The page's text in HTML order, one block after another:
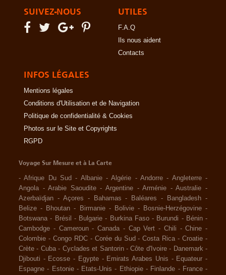
SUIVEZ-NOUS UTILES
F.A.Q
Ils nous aident
Contacts
INFOS LÉGALES
Mentions légales
Conditions d'Utilisation et de Navigation
Politique de confidentialité & Cookies
Photos sur le Site et Copyrights
RGPD
Voyage Sur Mesure et à La Carte
-Afrique Du Sud - Albanie -Algérie -Andorre - Angleterre -
Angola -Arabie Saoudite -Argentine -Arménie -Australie -
Azerbaïdjan - Açores - Bahamas - Baléares - Bangladesh -
Belize - Bhoutan - Birmanie - Bolivie - Bosnie-Herzégovine -
Botswana - Brésil - Bulgarie - Burkina Faso - Burundi - Bénin -
Cambodge - Cameroun - Canada - Cap Vert - Chili -Chine -
Colombie - Congo RDC - Corée du Sud -Costa Rica -Croatie -
Crète - Cuba - Cyclades et Santorin -Côte d'Ivoire - Danemark -
Djibouti - Ecosse - Egypte - Emirats Arabes Unis - Equateur -
Espagne - Estonie - Etats-Unis - Ethiopie - Finlande - France -